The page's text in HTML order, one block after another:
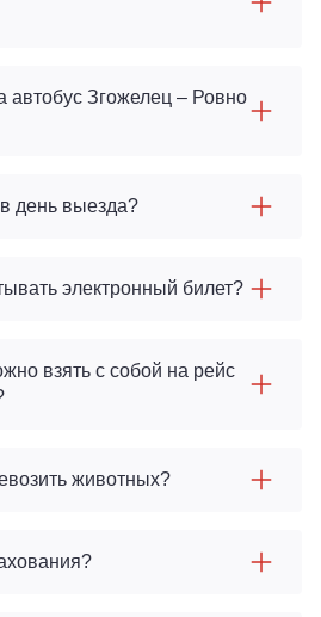
автобус Згожелец – Ровно
день выезда?
электронный билет?
взять с собой на рейс
животных?